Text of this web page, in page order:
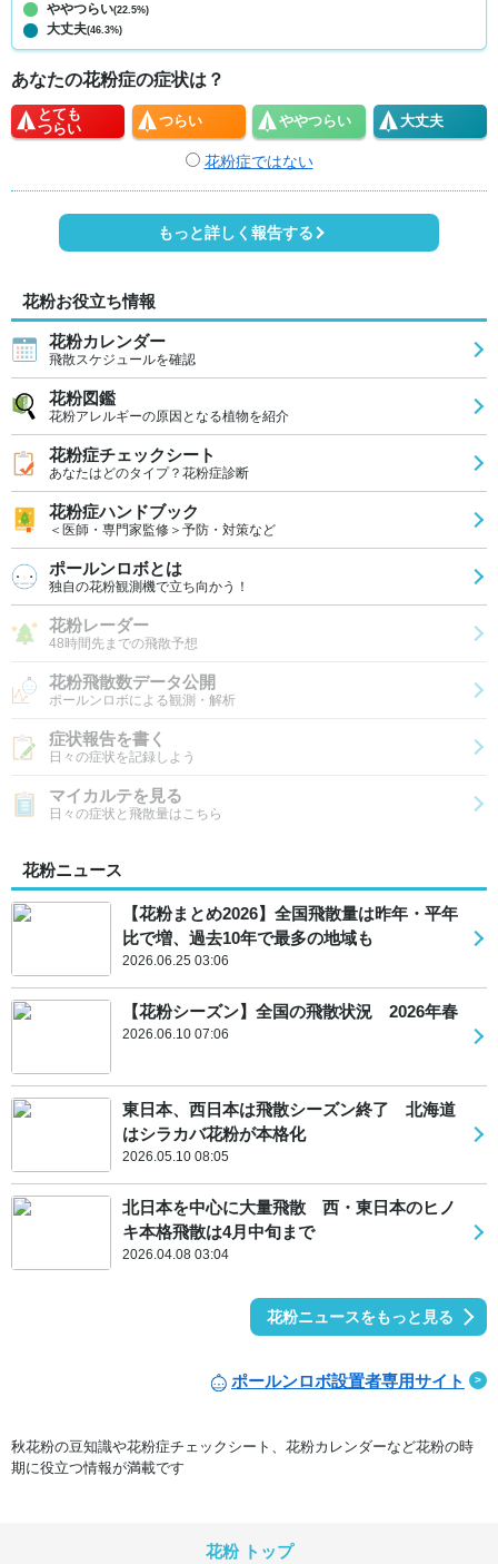
ややつらい(22.5%)
大丈夫(46.3%)
あなたの花粉症の症状は？
とても
つらい
つらい ややつらい 大丈夫
花粉症ではない
もっと詳しく報告する
花粉お役立ち情報
花粉カレンダー
飛散スケジュールを確認
花粉図鑑
花粉アレルギーの原因となる植物を紹介
花粉症チェックシート
あなたはどのタイプ？花粉症診断
花粉症ハンドブック
＜医師・専門家監修＞予防・対策など
ポールンロボとは
独自の花粉観測機で立ち向かう！
花粉レーダー
48時間先までの飛散予想
花粉飛散数データ公開
ポールンロボによる観測・解析
症状報告を書く
日々の症状を記録しよう
マイカルテを見る
日々の症状と飛散量はこちら
花粉ニュース
【花粉まとめ2026】全国飛散量は昨年・平年
比で増、過去10年で最多の地域も
2026.06.25 03:06
【花粉シーズン】全国の飛散状況 2026年春
2026.06.10 07:06
東日本、西日本は飛散シーズン終了 北海道
はシラカバ花粉が本格化
2026.05.10 08:05
北日本を中心に大量飛散 西・東日本のヒノ
キ本格飛散は4月中旬まで
2026.04.08 03:04
花粉ニュースをもっと見る
ポールンロボ設置者専用サイト
秋花粉の豆知識や花粉症チェックシート、花粉カレンダーなど花粉の時
期に役立つ情報が満載です
花粉 トップ